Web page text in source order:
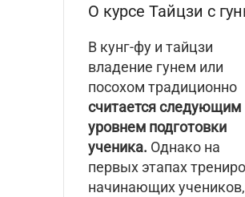
О курсе Тайцзи с
В кунг-фу и тайцзи
владение гунем или
посохом традиционно
считается следующим
уровнем подготовки
ученика. Однако на
первых этапах
начинающих учеников,